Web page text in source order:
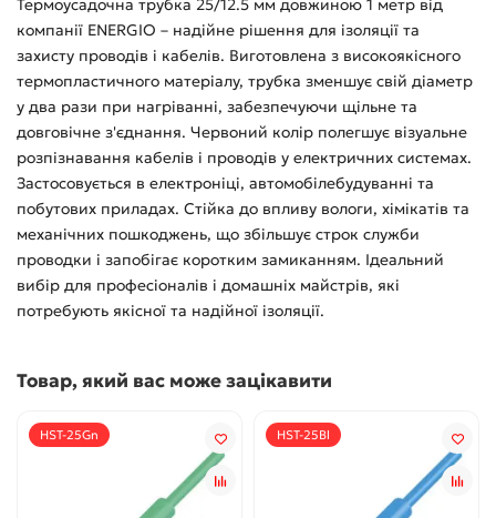
Термоусадочна трубка 25/12.5 мм довжиною 1 метр від
компанії ENERGIO – надійне рішення для ізоляції та
захисту проводів і кабелів. Виготовлена з високоякісного
термопластичного матеріалу, трубка зменшує свій діаметр
у два рази при нагріванні, забезпечуючи щільне та
довговічне з'єднання. Червоний колір полегшує візуальне
розпізнавання кабелів і проводів у електричних системах.
Застосовується в електроніці, автомобілебудуванні та
побутових приладах. Стійка до впливу вологи, хімікатів та
механічних пошкоджень, що збільшує строк служби
проводки і запобігає коротким замиканням. Ідеальний
вибір для професіоналів і домашніх майстрів, які
потребують якісної та надійної ізоляції.
Товар, який вас може зацікавити
HST-25Gn HST-25Bl